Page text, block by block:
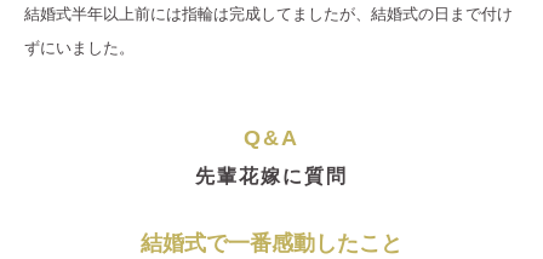
結婚式半年以上前には指輪は完成してましたが、結婚式の日まで付け
ずにいました。
Q&A
先輩花嫁に質問
結婚式で一番感動したこと